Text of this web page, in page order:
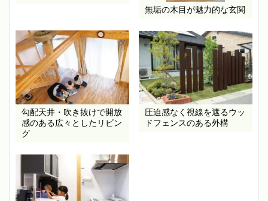
無垢の木目が魅力的な玄関
勾配天井・吹き抜けで開放
感のある広々としたリビン
グ
圧迫感なく視線を遮るウッ
ドフェンスのある外構